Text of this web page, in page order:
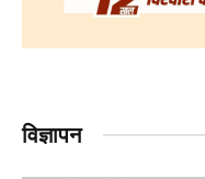
विज्ञापन